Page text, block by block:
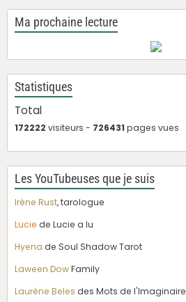
Ma prochaine lecture
Statistiques
Total
172222 visiteurs - 726431pages vues
Les YouTubeuses que je suis
Irène Rust, tarologue
Lucie de Lucie a lu
Hyena de Soul Shadow Tarot
Laween DowFamily
Laurène Beles des Mots de l'Imaginaire